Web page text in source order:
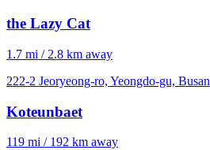
the Lazy Cat
1.7 mi / 2.8 km away
222-2 Jeoryeong-ro, Yeongdo-gu, Busan
Koteunbaet
119 mi / 192 km away